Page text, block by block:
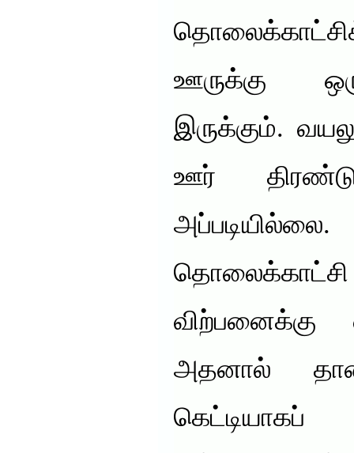
ஊருக்கு
இருக்கும்.
ஊர்
தொலைக்காட்சி
அதனால்
கெட்டியாகப்